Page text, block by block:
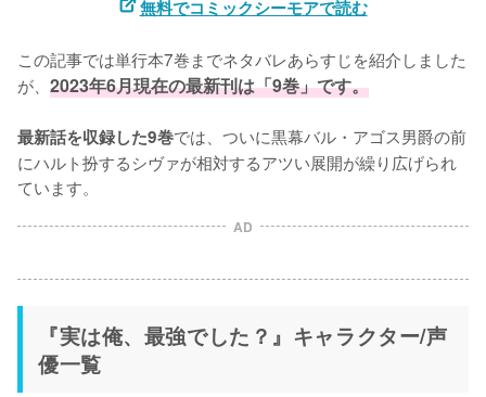
無料でコミックシーモアで読む
この記事では単行本7巻までネタバレあらすじを紹介しました
が、 2023年6月現在の最新刊は「9巻」です。
最新話を収録した9巻では、ついに黒幕バル・アゴス男爵の前
にハルト扮するシヴァが相対するアツい展開が繰り広げられ
ています。
AD
『実は俺、最強でした？』キャラクター/声
優一覧